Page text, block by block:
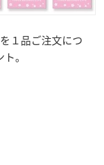
１品ご注文につ
。